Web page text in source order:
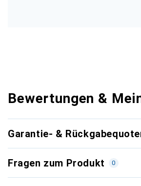
Bewertungen &
Garantie- &
Fragen zum Produkt 0